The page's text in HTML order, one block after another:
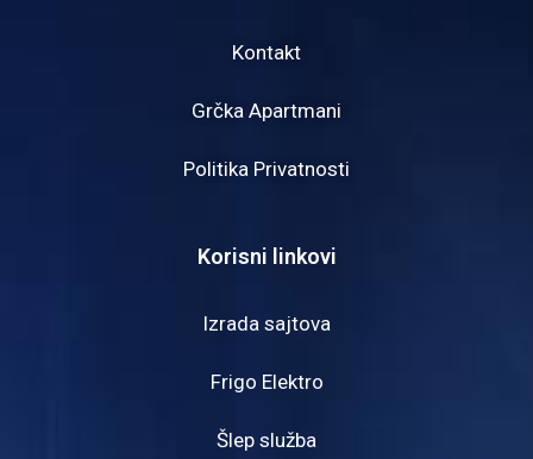
Kontakt
Grčka Apartmani
Politika Privatnosti
Korisni linkovi
Izrada sajtova
Frigo Elektro
Šlep služba